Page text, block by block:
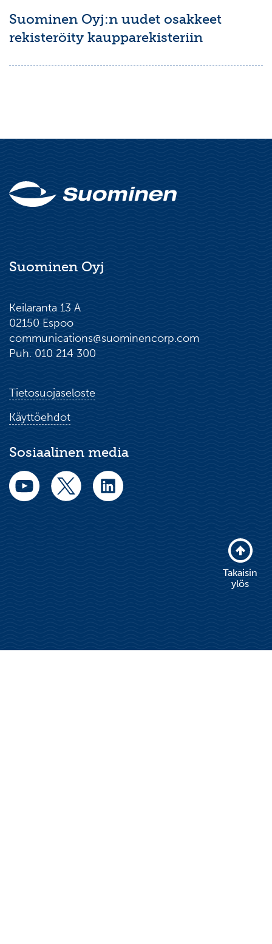
Suominen Oyj:n uudet osakkeet
rekisteröity kaupparekisteriin
Suominen Oyj
Keilaranta 13 A
02150 Espoo
communications@suominencorp.com
Puh. 010 214 300
Tietosuojaseloste
Käyttöehdot
Sosiaalinen media
Takaisin
ylös